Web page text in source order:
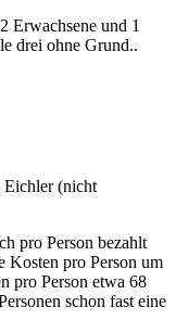
Erwachsene und 1
drei ohne Grund..
Eichler (nicht
pro Person bezahlt
Kosten pro Person um
pro Person etwa 68
schon fast eine